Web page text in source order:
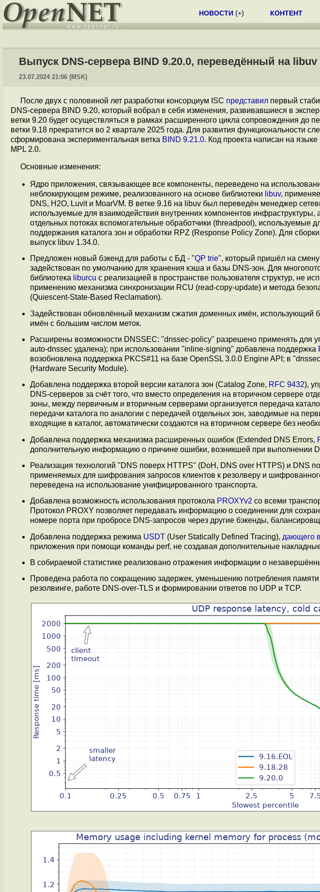
НОВОСТИ (+) КОНТЕНТ
Выпуск DNS-сервера BIND 9.20.0, переведённый на
23.07.2024 21:06 (MSK)
После двух с половиной лет разработки консорциум ISC представил первый
DNS-сервера BIND 9.20, который вобрал в себя изменения, развивавшиеся в
ветки 9.20 будет осуществляться в рамках расширенного цикла сопровождения до
ветки 9.18 прекратится во 2 квартале 2025 года. Для развития функциональности
сформирована экспериментальная ветка BIND 9.21.0. Код проекта написан на
MPL 2.0.
Основные изменения:
Ядро приложения, связывающее все компоненты, переведено на
неблокирующем режиме, реализованного на основе библиотеки libuv,
DNS, H2O, Luvit и MoarVM. В ветке 9.16 на libuv был переведён менеджер
используемые для взаимодействия внутренних компонентов
отдельных потоках вспомогательные обработчики (threadpool), используемые
поддержания каталога зон и обработки RPZ (Response Policy Zone). Для
выпуск libuv 1.34.0.
Предложен новый бэкенд для работы с БД - "QP trie", который пришёл на
задействован по умолчанию для хранения кэша и базы DNS-зон. Для
библиотека liburcu с реализацией в пространстве пользователя структур, не
применению механизма синхронизации RCU (read-copy-update) и метода
(Quiescent-State-Based Reclamation).
Задействован обновлённый механизм сжатия доменных имён, использующий
имён с большим числом меток.
Расширены возможности DNSSEC: "dnssec-policy" разрешено применять для
auto-dnssec удалена); при использовании "inline-signing" добавлена поддержка
возобновлена поддержка PKCS#11 на базе OpenSSL 3.0.0 Engine API; в
(Hardware Security Module).
Добавлена поддержка второй версии каталога зон (Catalog Zone, RFC 9432),
DNS-серверов за счёт того, что вместо определения на вторичном сервере
зоны, между первичным и вторичным серверами организуется передача
передачи каталога по аналогии с передачей отдельных зон, заводимые на
входящие в каталог, автоматически создаются на вторичном сервере без
Добавлена поддержка механизма расширенных ошибок (Extended DNS Errors,
дополнительную информацию о причине ошибки, возникшей при выполнении
Реализация технологий "DNS поверх HTTPS" (DoH, DNS over HTTPS) и DNS
применяемых для шифрования запросов клиентов к резолверу и
переведена на использование унифицированного транспорта.
Добавлена возможность использования протокола PROXYv2 со всеми
Протокол PROXY позволяет передавать информацию о соединении для
номере порта при пробросе DNS-запросов через другие бэкенды,
Добавлена поддержка режима USDT (User Statically Defined Tracing), дающего
приложения при помощи команды perf, не создавая дополнительные
В собираемой статистике реализовано отражения информации о
Проведена работа по сокращению задержек, уменьшению потребления
резолвинге, работе DNS-over-TLS и формировании ответов по UDP и TCP.